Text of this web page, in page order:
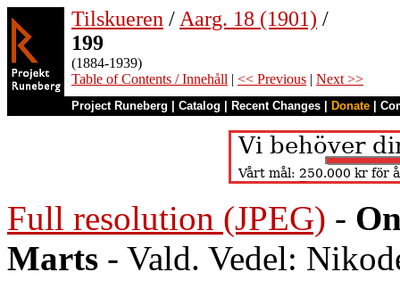
Tilskueren / Aarg. 18 (1901) /
199
(1884-1939)
Table of Contents / Innehåll | << Previous | Next >>
Project Runeberg Catalog Recent Changes Donate
Full resolution (JPEG) -
Marts - Vald. Vedel: